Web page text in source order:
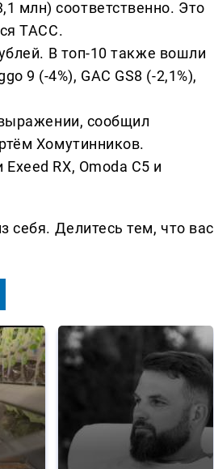
млн) соответственно. Это
ТАСС.
В топ-10 также вошли
9 (-4%), GAC GS8 (-2,1%),
сообщил
Хомутинников.
RX, Omoda C5 и
себя. Делитеcь тем, что вас